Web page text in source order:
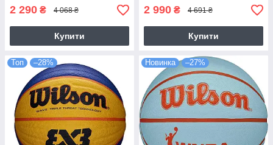
2 290 ₴ 4 068 ₴
Купити
2 990 ₴ 4 691 ₴
Купити
Топ –28% Новинка –27%